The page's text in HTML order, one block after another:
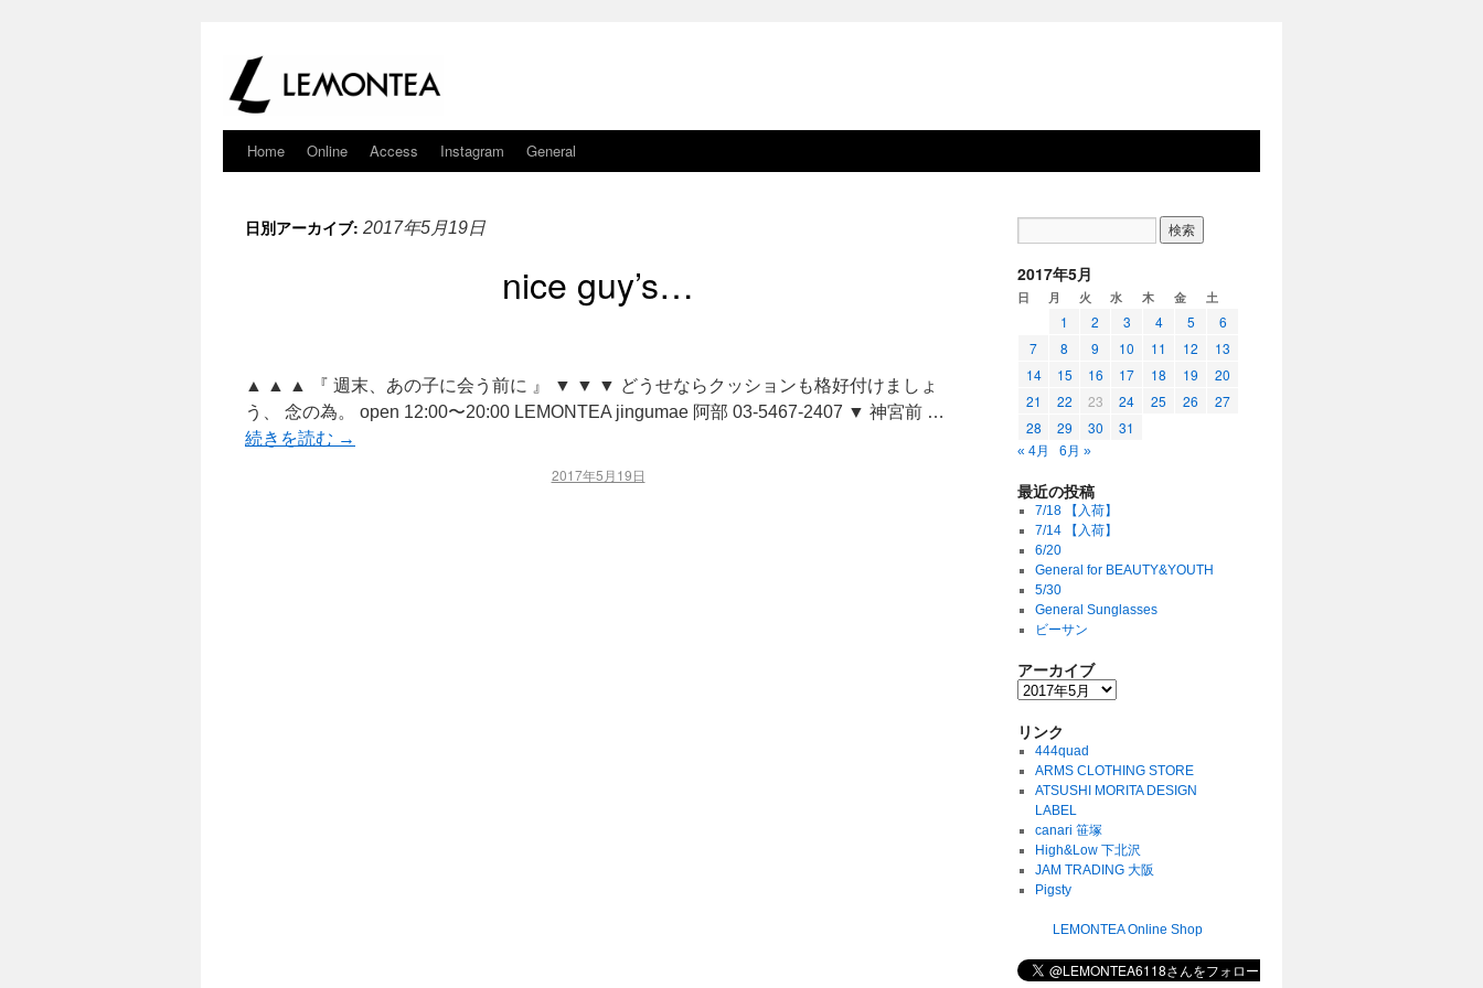
Home Online Access Instagram General
日別アーカイブ: 2017年5月19日
nice guy’s…
▲ ▲ ▲ 『 週末、あの子に会う前に 』 ▼ ▼ ▼ どうせならクッションも格好付けましょ
う、 念の為。 open 12:00〜20:00 LEMONTEA jingumae 阿部 03-5467-2407 ▼ 神宮前 …
続きを読む →
2017年5月19日
2017年5月
日 月 火 水 木 金 土
1 2 3 4 5
6
7
8 9 10 11 12
13
14
15 16 17 18 19
20
21
22 23 24 25 26
27
28
29 30 31
« 4月 6月 »
最近の投稿
7/18 【入荷】
7/14 【入荷】
6/20
General for BEAUTY&YOUTH
5/30
General Sunglasses
ビーサン
アーカイブ
リンク
444quad
ARMS CLOTHING STORE
ATSUSHI MORITA DESIGN
LABEL
canari 笹塚
High&Low 下北沢
JAM TRADING 大阪
Pigsty
LEMONTEA Online Shop